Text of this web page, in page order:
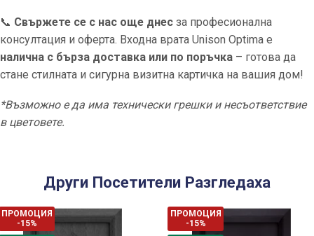
📞 Свържете се с нас още днес за професионална
консултация и оферта. Входна врата Unison Optima е
налична с бърза доставка или по поръчка – готова да
стане стилната и сигурна визитна картичка на вашия дом!
*Възможно е да има технически грешки и несъответствие
в цветовете.
Други Посетители Разгледаха
ПРОМОЦИЯ
-15%
ПРОМОЦИЯ
-15%